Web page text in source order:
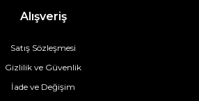
Alışveriş
Satış Sözleşmesi
Gizlilik ve Güvenlik
İade ve Değişim